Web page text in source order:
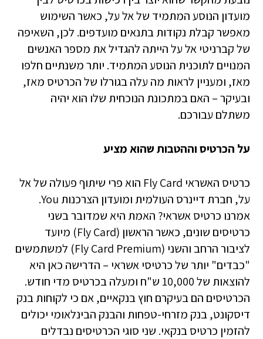
מועדון הנוסע המתמיד של אל על, כאשר השימוש
מאפשר קבלת נקודות בתנאים מועדפים. לכן, השאיפה
של קברניטי אל על הייתה להגדיל את מספר האנשים
המנויים לתוכנית הנוסע המתמיד. יותר משנתיים חלפו
מאז, ומעניין לראות מה עלה בגורלו של הכרטיס מאז,
ובעיקר – האם במתכונת הנוכחית שלו הוא יהיה
משתלם עבורכם.
על הכרטיס וההטבות שהוא מציע
כרטיס האשראי Fly Card הוא פרי שיתוף פעולה של אל
על, חברת דיינרס העולמית ומועדון הצרכנות You.
אמרנו כרטיס אשראי? האמת היא שמדובר בשני
כרטיסים שונים, כאשר הראשון (Fly Card) מיועד
לציבור הרחב והשני (Fly Card Premium) למשתמשים
"כבדים" יותר של כרטיסי אשראי – הדרישה כאן היא
להוצאות של 10,000 ש"ח ומעלה בכרטיס מדי חודש.
הכרטיסים הם בעיקרם חוץ בנקאיים, אם כי לקוחות בנק
דיסקונט, בנק מזרחי-טפחות והבנק הבינלאומי יכולים
להזמין כרטיס בנקאי. שני סוגי הכרטיסים נבדלים